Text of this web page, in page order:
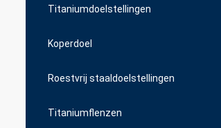
Titaniumdoelstellingen
Koperdoel
Roestvrij staaldoelstellingen
Titaniumflenzen